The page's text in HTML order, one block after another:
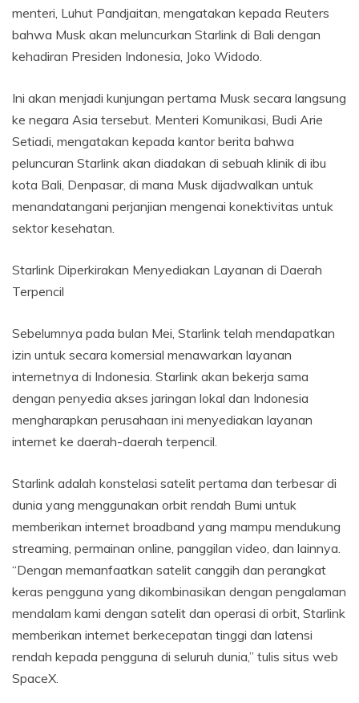
menteri, Luhut Pandjaitan, mengatakan kepada Reuters
bahwa Musk akan meluncurkan Starlink di Bali dengan
kehadiran Presiden Indonesia, Joko Widodo.
Ini akan menjadi kunjungan pertama Musk secara langsung
ke negara Asia tersebut. Menteri Komunikasi, Budi Arie
Setiadi, mengatakan kepada kantor berita bahwa
peluncuran Starlink akan diadakan di sebuah klinik di ibu
kota Bali, Denpasar, di mana Musk dijadwalkan untuk
menandatangani perjanjian mengenai konektivitas untuk
sektor kesehatan.
Starlink Diperkirakan Menyediakan Layanan di Daerah
Terpencil
Sebelumnya pada bulan Mei, Starlink telah mendapatkan
izin untuk secara komersial menawarkan layanan
internetnya di Indonesia. Starlink akan bekerja sama
dengan penyedia akses jaringan lokal dan Indonesia
mengharapkan perusahaan ini menyediakan layanan
internet ke daerah-daerah terpencil.
Starlink adalah konstelasi satelit pertama dan terbesar di
dunia yang menggunakan orbit rendah Bumi untuk
memberikan internet broadband yang mampu mendukung
streaming, permainan online, panggilan video, dan lainnya.
“Dengan memanfaatkan satelit canggih dan perangkat
keras pengguna yang dikombinasikan dengan pengalaman
mendalam kami dengan satelit dan operasi di orbit, Starlink
memberikan internet berkecepatan tinggi dan latensi
rendah kepada pengguna di seluruh dunia,” tulis situs web
SpaceX.